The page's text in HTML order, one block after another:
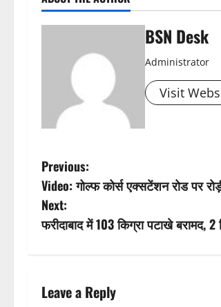
BSN Desk
Administrator
Visit
P
o
s
n
Previous:
Video: गोल्फ कोर्स एक्सटेंशन रोड पर
Next:
फरीदाबाद में 103 किग्रा पटाखे बरामद, 2
Leave a Reply